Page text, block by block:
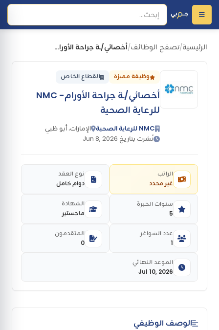
الرئيسية/تصفح الوظائف/ أخصائي/ـة جراحة الأورام- NMC للرعاية الصحية
وظيفة مميزة القطاع الخاص
أخصائي/ـة جراحة الأورام- NMC
للرعاية الصحية
NMC للرعاية الصحية
الإمارات، أبو ظبي
نُشرت بتاريخ Jun 8, 2026
غير محدد
الراتب
دوام كامل
نوع العقد
5
سنوات الخبرة
ماجستير
الشهادة
1
عدد الشواغر
0
المتقدمون
Jul 10, 2026
الموعد النهائي
الوصف الوظيفي